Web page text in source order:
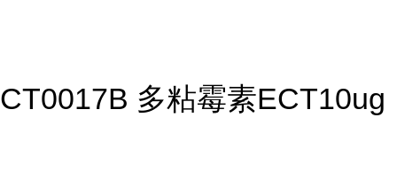
CT0017B 多粘霉素ECT10ug